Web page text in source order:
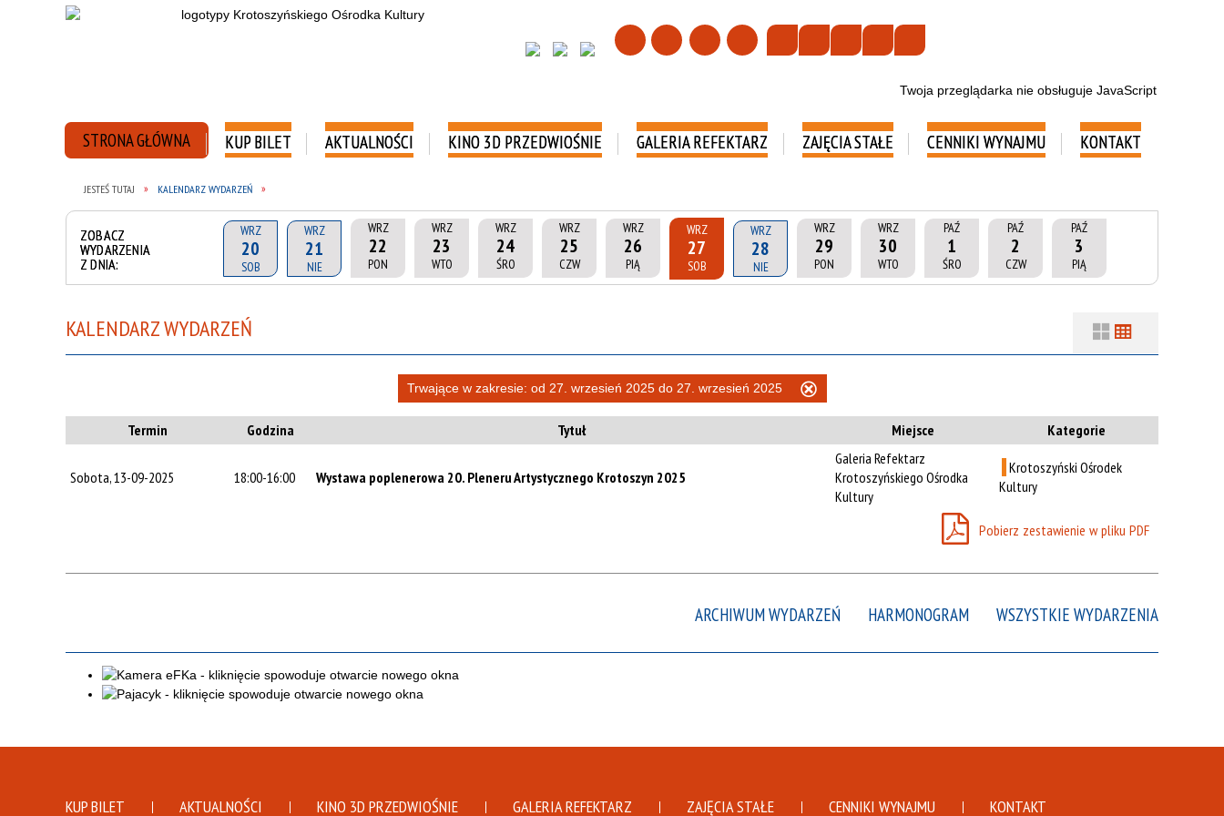
Twoja przeglądarka nie obsługuje JavaScript
STRONA GŁÓWNA KUP BILET AKTUALNOŚCI KINO 3D PRZEDWIOŚNIE GALERIA REFEKTARZ ZAJĘCIA STAŁE CENNIKI WYNAJMU KONTAKT
JESTEŚ TUTAJ KALENDARZ WYDARZEŃ
ZOBACZ
WYDARZENIA
Z DNIA:
WRZ
20
SOB
WRZ
21
NIE
WRZ
22
PON
WRZ
23
WTO
WRZ
24
ŚRO
WRZ
25
CZW
WRZ
26
PIĄ
WRZ
27
SOB
WRZ
28
NIE
WRZ
29
PON
WRZ
30
WTO
PAŹ
1
ŚRO
PAŹ
2
CZW
PAŹ
3
PIĄ
KALENDARZ WYDARZEŃ Filtry
Kategoria
Trwające w
Promowane
Trwające w zakresie: od 27. wrzesień 2025 do 27. wrzesień 2025
Termin Godzina Tytuł Miejsce Kategorie
Sobota, 13-09-2025 18:00-16:00 Wystawa poplenerowa 20. Pleneru Artystycznego Krotoszyn 2025
Galeria Refektarz
Krotoszyńskiego Ośrodka
Kultury
Krotoszyński Ośrodek
Kultury
Pobierz zestawienie w pliku PDF
WSZYSTKIE WYDARZENIA
HARMONOGRAM
ARCHIWUM WYDARZEŃ
KUP BILET AKTUALNOŚCI KINO 3D PRZEDWIOŚNIE GALERIA REFEKTARZ ZAJĘCIA STAŁE CENNIKI WYNAJMU KONTAKT